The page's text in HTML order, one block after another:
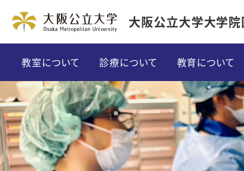
大阪公立大学大学
教室について
ご挨拶
特徴
沿革
診療について
外来について・担当表
入院について
「脊椎脊髄外科」専門診療
教育について
教育方針
大学院プロ
英語教育